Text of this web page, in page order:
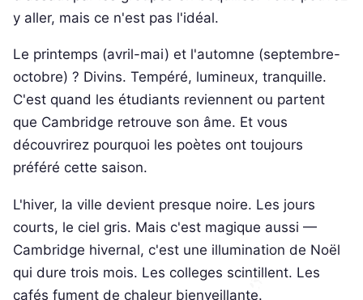
y aller, mais ce n'est pas l'idéal.
Le printemps (avril-mai) et l'automne (septembre-
octobre) ? Divins. Tempéré, lumineux, tranquille.
C'est quand les étudiants reviennent ou partent
que Cambridge retrouve son âme. Et vous
découvrirez pourquoi les poètes ont toujours
préféré cette saison.
L'hiver, la ville devient presque noire. Les jours
courts, le ciel gris. Mais c'est magique aussi —
Cambridge hivernal, c'est une illumination de Noël
qui dure trois mois. Les colleges scintillent. Les
cafés fument de chaleur bienveillante.